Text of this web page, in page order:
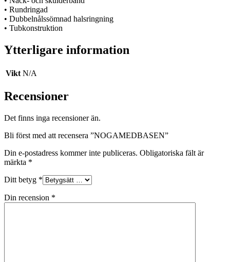
• Rundringad
• Dubbelnålssömnad halsringning
• Tubkonstruktion
Ytterligare information
Vikt N/A
Recensioner
Det finns inga recensioner än.
Bli först med att recensera ”NOGAMEDBASEN”
Din e-postadress kommer inte publiceras. Obligatoriska fält är
märkta *
Ditt betyg *
Din recension *